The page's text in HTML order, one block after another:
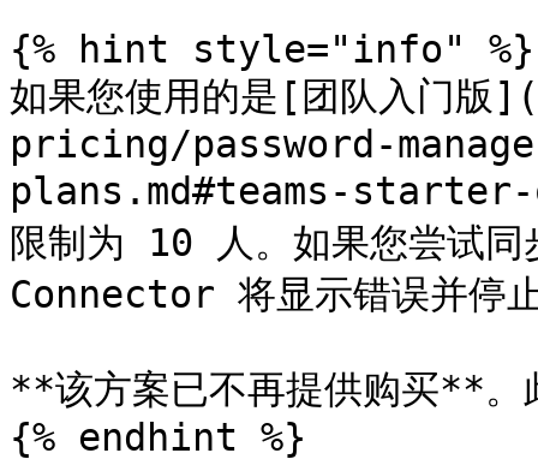
{% hint style="info" %}
如果您使用的是[团队入门
pricing/password-
plans.md#teams-starter-
限制为 10 人。如果您尝试
Connector 将显示错误并停
**该方案已不再提供购买**。
{% endhint %}